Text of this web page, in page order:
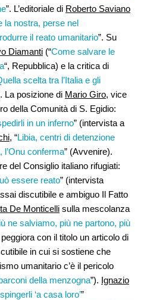
”. L’editoriale di Roberto Saviano
la nostra, perse nel
il reato umanitario”. Su
Diamanti (“Come salvare le
“, Repubblica) e la critica di
scelta tra l’Italia e gli
La posizione di Mario Giro, vice
della Comunità di S. Egidio:
in un inferno” (intervista a
, “Libia, centri di detenzione
l’Onu conferma” (Avvenire).
del Consiglio italiano rifugiati:
essere reato” (intervista
discutibile e ambiguo Il Fatto
De Monticelli sulla mescolanza
ne salviamo, più ne partono, più
con il titolo un articolo di
in cui si sostiene che
umanitario c’è il pericolo
della menzogna”). Ignazio
‘a casa loro’”